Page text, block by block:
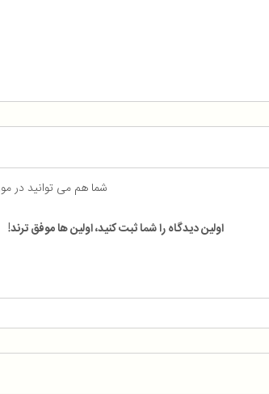
شما هم می توانید در
اولین دیدگاه را شما ثبت کنید، اولین ها موفق ترند!